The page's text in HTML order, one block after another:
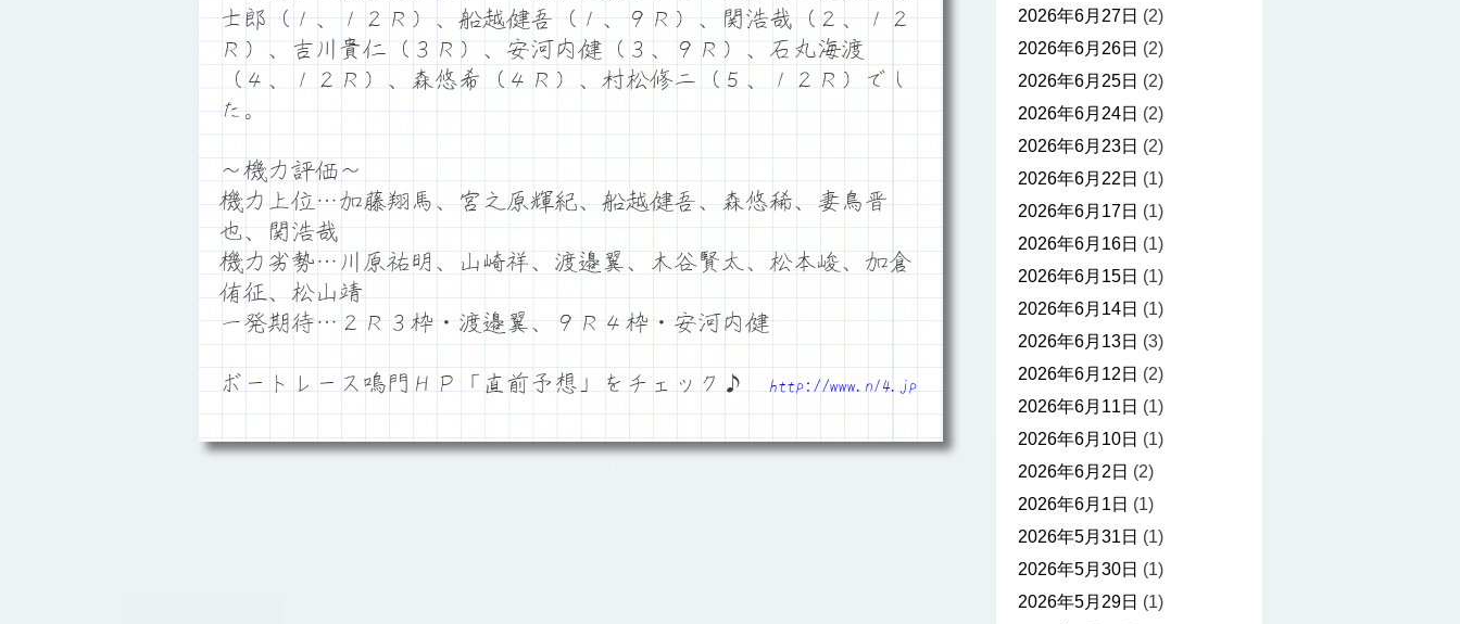
士郎（１、１２Ｒ）、船越健吾（１、９Ｒ）、関浩哉（２、１２
Ｒ）、吉川貴仁（３Ｒ）、安河内健（３、９Ｒ）、石丸海渡
（４、１２Ｒ）、森悠希（４Ｒ）、村松修二（５、１２Ｒ）でし
た。
～機力評価～
機力上位…加藤翔馬、宮之原輝紀、船越健吾、森悠稀、妻鳥晋
也、関浩哉
機力劣勢…川原祐明、山崎祥、渡邉翼、木谷賢太、松本峻、加倉
侑征、松山靖
一発期待…２Ｒ３枠・渡邉翼、９Ｒ４枠・安河内健
ボートレース鳴門ＨＰ「直前予想」をチェック♪ http://www.n14.jp
2026年6月27日 (2)
2026年6月26日 (2)
2026年6月25日 (2)
2026年6月24日 (2)
2026年6月23日 (2)
2026年6月22日 (1)
2026年6月17日 (1)
2026年6月16日 (1)
2026年6月15日 (1)
2026年6月14日 (1)
2026年6月13日 (3)
2026年6月12日 (2)
2026年6月11日 (1)
2026年6月10日 (1)
2026年6月2日 (2)
2026年6月1日 (1)
2026年5月31日 (1)
2026年5月30日 (1)
2026年5月29日 (1)